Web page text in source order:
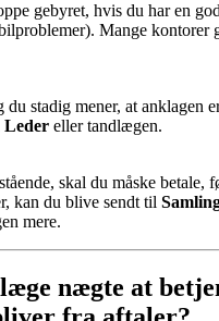
gebyret, hvis du har en
Mange kontorer
du stadig mener, at anklagen
Leder eller tandlægen.
skal du måske betale,
kan du blive sendt til
mere.
nægte at